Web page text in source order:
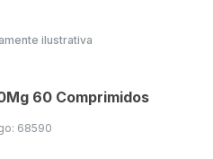
ilustrativa
60 Comprimidos
68590